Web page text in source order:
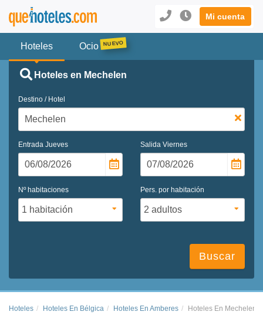
Mi cuenta
Hoteles Ocio
Hoteles en Mechelen
Destino / Hotel
Entrada Jueves Salida Viernes
Nº habitaciones Pers. por habitación
Buscar
Hoteles Hoteles En Bélgica Hoteles En Amberes Hoteles En Mechelen